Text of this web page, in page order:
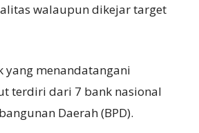
walaupun dikejar target
yang menandatangani
terdiri dari 7 bank nasional
Daerah (BPD).